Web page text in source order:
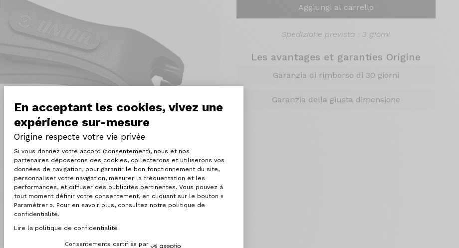
En acceptant les cookies, vivez une
expérience sur-mesure
Origine respecte votre vie privée
Plateforme de Gestion du Consentement : Personnalisez vos Options
Si vous donnez votre accord (consentement), nous et nos
partenaires déposerons des cookies, collecterons et utiliserons vos
données de navigation, pour garantir le bon fonctionnement du site,
personnaliser votre navigation, mesurer la fréquentation et les
performances, et diffuser des publicités pertinentes. Vous pouvez à
tout moment définir votre consentement, en cliquant sur le bouton «
Paramétrer ». Pour en savoir plus, consultez notre politique de
confidentialité.
Lire la politique de confidentialité
Consentements certifiés par
Axeptio consent
Aggiungi al carrello
Spedizione prevista : 3 giorni
Les avantages et garanties Origine
Garanzia di rimborso di 30 giorni
Garanzia della giusta dimensione